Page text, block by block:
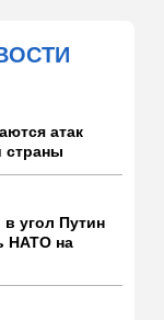
атак
страны
в угол Путин
НАТО на